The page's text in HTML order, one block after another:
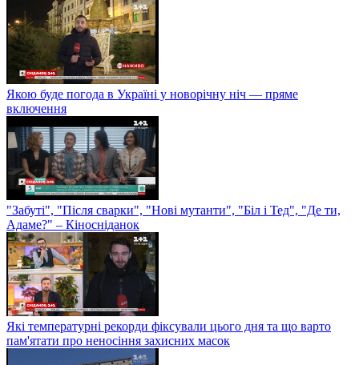
Якою буде погода в Україні у новорічну ніч — пряме
включення
"Забуті", "Після сварки", "Нові мутанти", "Біл і Тед", "Де ти,
Адаме?" – Кіносніданок
Які температурні рекорди фіксували цього дня та що варто
пам'ятати про неносіння захисних масок